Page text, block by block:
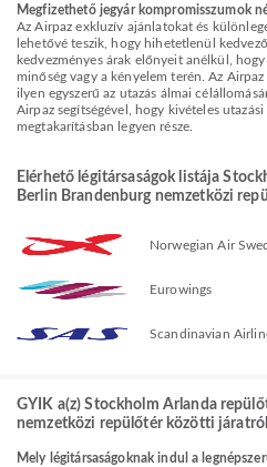
Megfizethető jegyár kompromisszumok
Az Airpaz exkluzív ajánlatokat és
lehetővé teszik, hogy hihetetlenül
kedvezményes árak előnyeit anélkül,
minőség vagy a kényelem terén. Az
ilyen egyszerű az utazás álmai
Airpaz segítségével, hogy kivételes
megtakarításban legyen része.
Elérhető légitársaságok listája
Berlin Brandenburg nemzetközi
Norwegian Air
Eurowings
Scandinavian
GYIK a(z) Stockholm Arlanda
nemzetközi repülőtér közötti járatról
Mely légitársaságoknak indul a